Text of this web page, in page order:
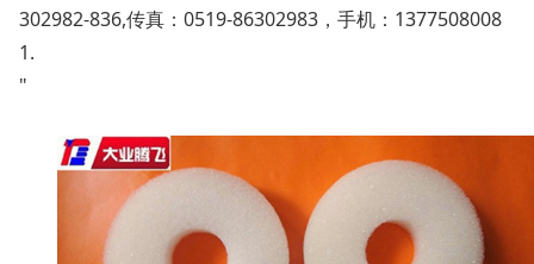
302982-836,传真：0519-86302983，手机：1377508008
1.
"